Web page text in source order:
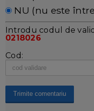
NU (nu este
Introdu codul de
0218026
Cod: